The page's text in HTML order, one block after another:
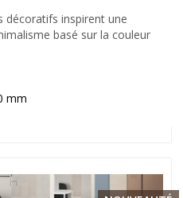
décoratifs inspirent une
basé sur la couleur
mm